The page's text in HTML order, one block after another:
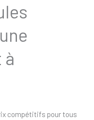
compétitifs pour tous